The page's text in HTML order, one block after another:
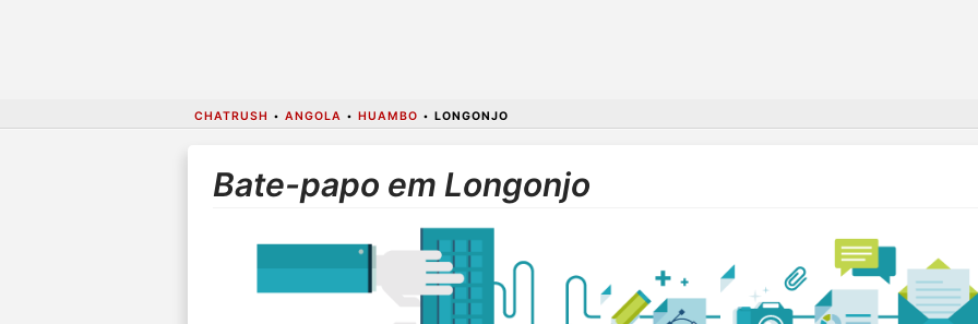
CHATRUSH • ANGOLA • HUAMBO • LONGONJO
Bate-papo em Longonjo